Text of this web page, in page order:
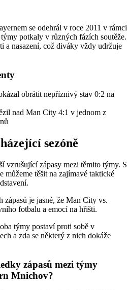
se odehrál v roce 2011 v rámci
potkaly v různých fázích soutěže.
a nasazení, což diváky vždy udržuje
obrátit nepříznivý stav 0:2 na
nad Man City 4:1 v jednom z
sezóně
vzrušující zápasy mezi těmito týmy. S
můžeme těšit na zajímavé taktické
je jasné, že Man City vs.
fotbalu a emocí na hřišti.
týmy postaví proti sobě v
a zda se některý z nich dokáže
zápasů mezi týmy
Mnichov?